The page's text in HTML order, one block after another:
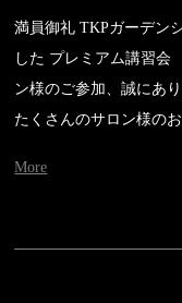
満員御礼 TKPガーデン
した プレミアム講習
ン様のご参加、誠にあ
たくさんのサロン様の
More